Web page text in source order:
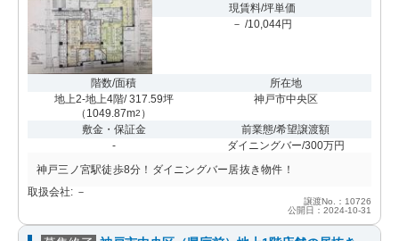
現賃料/坪単価
－ /10,044円
階数/面積
地上2-地上4階/ 317.59坪
（ 1049.87m2 ）
所在地
神戸市中央区
敷金・保証金
-
前業態/希望譲渡額
ダイニングバー/300万円
神戸三ノ宮駅徒歩8分！ダイニングバー居抜き物件！
取扱会社: －
譲渡No.：10726
公開日：2024-10-31